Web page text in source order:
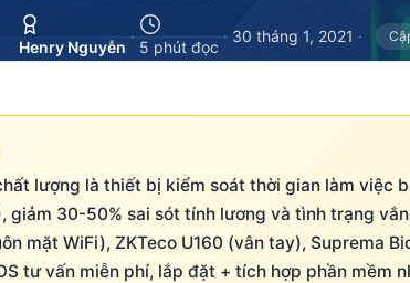
Henry Nguyễn
·
5 phút đọc
· 30 tháng 1, 2021 ·
lượng là thiết bị kiểm soát thời gian làm việc
giảm 30-50% sai sót tính lương và tình trạng
mặt WiFi), ZKTeco U160 (vân tay), Suprema
tư vấn miễn phí, lắp đặt + tích hợp phần mềm